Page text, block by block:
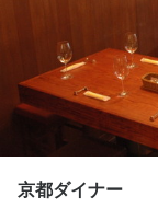
求人検索
マイページ管理
京都ダイナー